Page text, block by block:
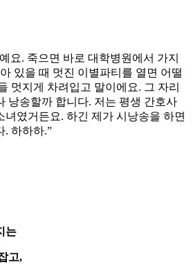
요. 죽으면 바로 대학병원에서 가지
있을 때 멋진 이별파티를 열면 어떨
멋지게 차려입고 말이에요. 그 자리
낭송할까 합니다. 저는 평생 간호사
녀였거든요. 하긴 제가 시낭송을 하면
. 하하하.”
는
고,